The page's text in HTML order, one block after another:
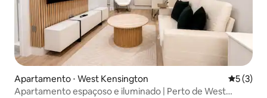
Apartamento ⋅ West Kensington 5 de
5 (3)
Apartamento espaçoso e iluminado | Perto de West